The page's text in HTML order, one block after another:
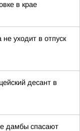
в крае
уходит в отпуск
десант в
дамбы спасают